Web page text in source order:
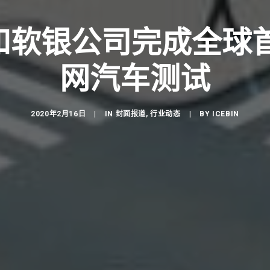
软银公司完成全球
网汽车测试
2020年2月16日 IN 封面报道,行业动态 BY ICEBIN